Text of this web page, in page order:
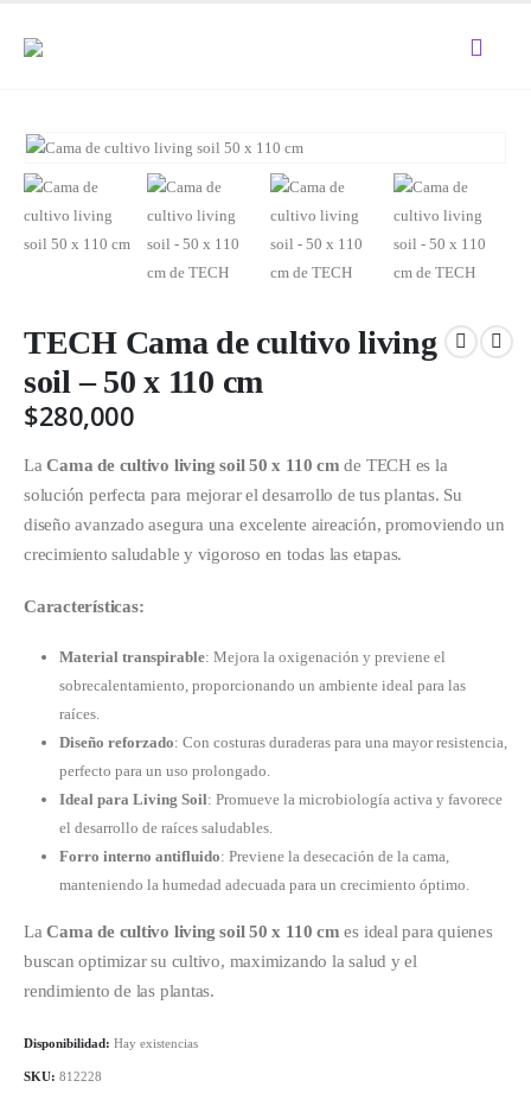
TECH Cama de cultivo living
soil – 50 x 110 cm
$280,000
LaCama de cultivo living soil 50 x 110 cm de TECH es la
solución perfecta para mejorar el desarrollo de tus plantas. Su
diseño avanzado asegura una excelente aireación, promoviendo un
crecimiento saludable y vigoroso en todas las etapas.
Características:
Material transpirable: Mejora la oxigenación y previene el
sobrecalentamiento, proporcionando un ambiente ideal para las
raíces.
Diseño reforzado: Con costuras duraderas para una mayor resistencia,
perfecto para un uso prolongado.
Ideal para Living Soil: Promueve la microbiología activa y favorece
el desarrollo de raíces saludables.
Forro interno antifluido: Previene la desecación de la cama,
manteniendo la humedad adecuada para un crecimiento óptimo.
LaCama de cultivo living soil 50 x 110 cm es ideal para quienes
buscan optimizar su cultivo, maximizando la salud y el
rendimiento de las plantas.
Disponibilidad: Hay existencias
SKU: 812228